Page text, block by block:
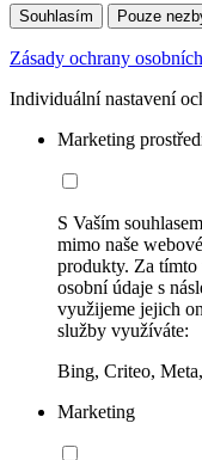
Souhlasím Pouze
Zásady ochrany
Individuální nastavení
Marketing
S Vaším
mimo naše
produkty. Za tímto
osobní údaje s
využijeme jejich
služby využíváte:
Bing, Criteo,
Marketing